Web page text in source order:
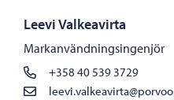
Leevi Valkeavirta
Markanvändningsingenjör
+358 40 539 3729